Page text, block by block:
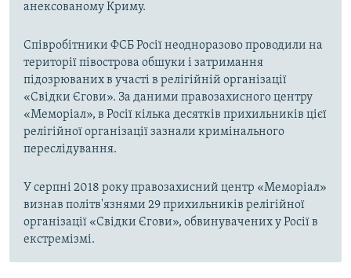
анексованому Криму.
Співробітники ФСБ Росії неодноразово проводили на
території півострова обшуки і затримання
підозрюваних в участі в релігійній організації
«Свідки Єгови». За даними правозахисного центру
«Меморіал», в Росії кілька десятків прихильників цієї
релігійної організації зазнали кримінального
переслідування.
У серпні 2018 року правозахисний центр «Меморіал»
визнав політв'язнями 29 прихильників релігійної
організації «Свідки Єгови», обвинувачених у Росії в
екстремізмі.